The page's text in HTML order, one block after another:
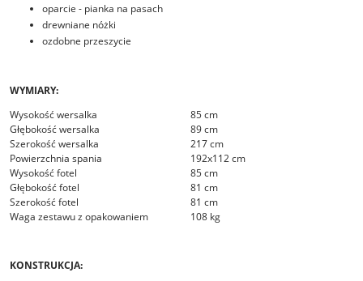
oparcie - pianka na pasach
drewniane nóżki
ozdobne przeszycie
WYMIARY:
Wysokość wersalka
85 cm
Głębokość wersalka
89 cm
Szerokość wersalka
217 cm
Powierzchnia spania
192x112 cm
Wysokość fotel
85 cm
Głębokość fotel
81 cm
Szerokość fotel
81 cm
Waga zestawu z opakowaniem
108 kg
KONSTRUKCJA: